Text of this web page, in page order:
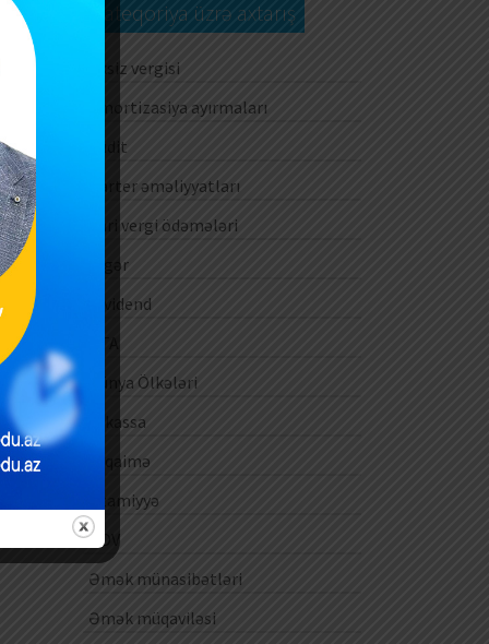
Kateqoriya üzrə axtarış
Aksiz vergisi
Amortizasiya ayırmaları
Audit
Barter əməliyyatları
Cari vergi ödəmələri
Digər
Dividend
Dünya Ölkələri
E-kassa
E-qaimə
Ezamiyyə
ƏDV
Əmək münasibətləri
Əmək müqaviləsi